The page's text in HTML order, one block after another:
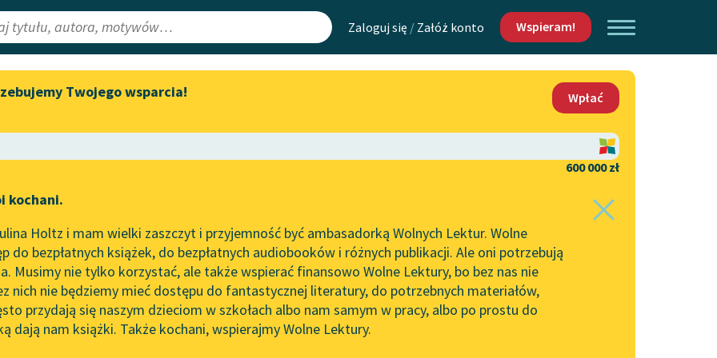
Zaloguj się / Załóż konto Wspieram!
Lektury
redakcyjne
Aktualności
„Prokurator Alicja Horn” do
literatury skandynawskiej
Spotkanie z Katarzyną Tunkiel
w Oslo
102. lata temu zmarł Joseph
Conrad
Mapa Wolnych Lektur
Leśmianator
API
OAI-PMH
Widget Wolnych Lektur
Kontakt
O projekcie
Zasady wykorzystania
Wolnych Lektur
Logotypy
Materiały promocyjne
Twojego wsparcia!
Wpłać
600 000 zł
kochani.
Holtz i mam wielki zaszczyt i przyjemność być ambasadorką Wolnych Lektur. Wolne
do bezpłatnych książek, do bezpłatnych audiobooków i różnych publikacji. Ale oni potrzebują
Musimy nie tylko korzystać, ale także wspierać finansowo Wolne Lektury, bo bez nas nie
nich nie będziemy mieć dostępu do fantastycznej literatury, do potrzebnych materiałów,
przydają się naszym dzieciom w szkołach albo nam samym w pracy, albo po prostu do
dają nam książki. Także kochani, wspierajmy Wolne Lektury.
Prus ✖ Nowela✖